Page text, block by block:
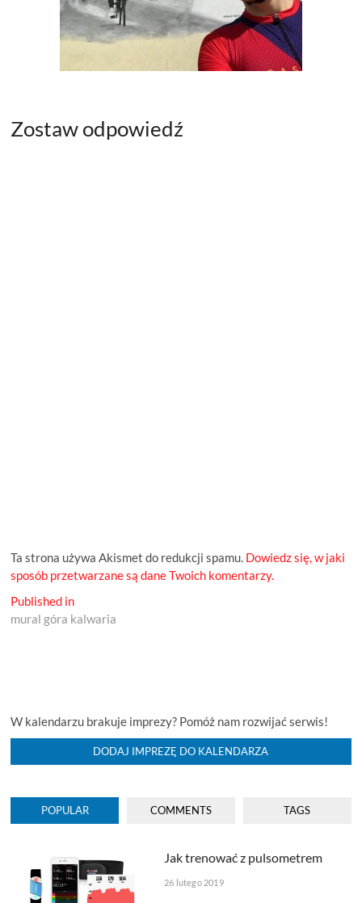
Zostaw odpowiedź
Ta strona używa Akismet do redukcji spamu. Dowiedz się, w jaki
sposób przetwarzane są dane Twoich komentarzy.
Nawigacja
wpisu
Published in
mural góra kalwaria
W kalendarzu brakuje imprezy? Pomóż nam rozwijać serwis!
DODAJ IMPREZĘ DO KALENDARZA
POPULAR COMMENTS TAGS
Jak trenować z pulsometrem
26 lutego 2019